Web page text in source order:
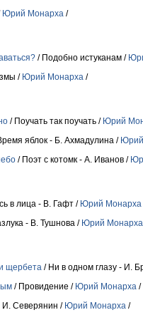
Юрий Монарха /
/ Подобно истуканам /
/ Юрий Монарха /
/ Поучать так поучать / Юрий
яблок - Б. Ахмадулина /
/ Поэт с котомк - А. Иванов /
в лица - В. Гафт / Юрий Монарха
- В. Тушнова / Юрий Монарха
щербета / Ни в одном глазу - И.
/ Провидение / Юрий Монарха /
И. Северянин / Юрий Монарха /